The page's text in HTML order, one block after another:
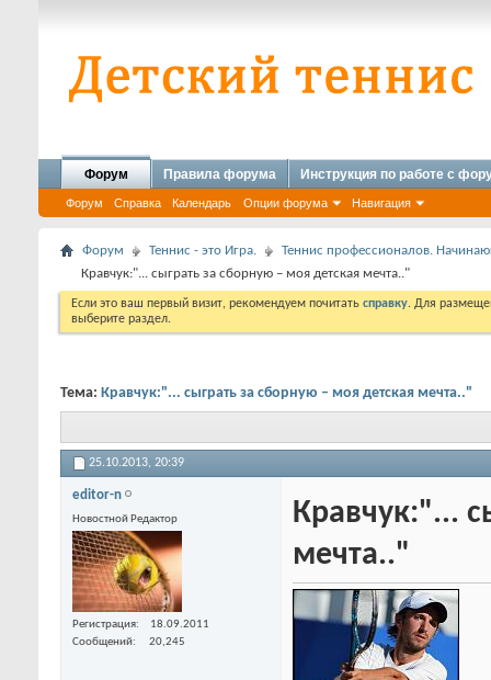
Форум
Форум Справка Календарь Опции форума Навигация
Правила форума Инструкция по работе с
Форум Теннис - это Игра.
Теннис профессионалов.
Кравчук:"... сыграть за сборную – моя детская мечта.."
Если это ваш первый визит, рекомендуем почитать справку. Для
выберите раздел.
Тема: Кравчук:"... сыграть за сборную – моя детская мечта.."
25.10.2013, 20:39
editor-n
Новостной Редактор
Регистрация
18.09.2011
Сообщений
20,245
Кравчук:"...
мечта.."